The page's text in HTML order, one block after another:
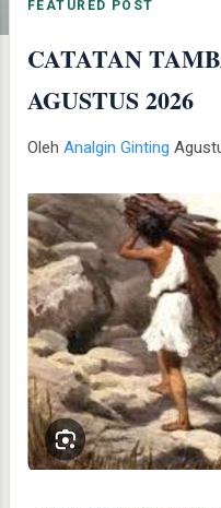
FEATURED POST
CATATAN
AGUSTUS 2026
Oleh Analgin Ginting